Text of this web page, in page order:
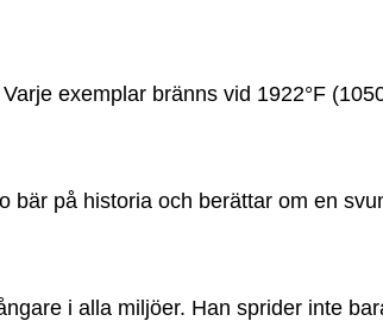
exemplar bränns vid 1922°F
på historia och berättar om en
i alla miljöer. Han sprider inte